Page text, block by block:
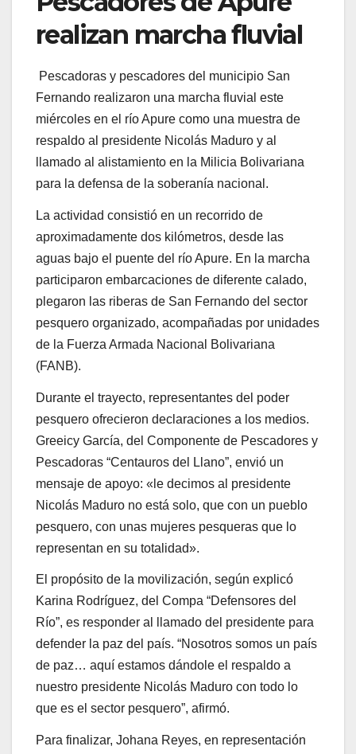
realizan marcha fluvial
Pescadoras y pescadores del municipio San
Fernando realizaron una marcha fluvial este
miércoles en el río Apure como una muestra de
respaldo al presidente Nicolás Maduro y al
llamado al alistamiento en la Milicia Bolivariana
para la defensa de la soberanía nacional.
La actividad consistió en un recorrido de
aproximadamente dos kilómetros, desde las
aguas bajo el puente del río Apure. En la marcha
participaron embarcaciones de diferente calado,
plegaron las riberas de San Fernando del sector
pesquero organizado, acompañadas por unidades
de la Fuerza Armada Nacional Bolivariana
(FANB).
Durante el trayecto, representantes del poder
pesquero ofrecieron declaraciones a los medios.
Greeicy García, del Componente de Pescadores y
Pescadoras “Centauros del Llano”, envió un
mensaje de apoyo: «le decimos al presidente
Nicolás Maduro no está solo, que con un pueblo
pesquero, con unas mujeres pesqueras que lo
representan en su totalidad».
El propósito de la movilización, según explicó
Karina Rodríguez, del Compa “Defensores del
Río”, es responder al llamado del presidente para
defender la paz del país. “Nosotros somos un país
de paz… aquí estamos dándole el respaldo a
nuestro presidente Nicolás Maduro con todo lo
que es el sector pesquero”, afirmó.
Para finalizar, Johana Reyes, en representación